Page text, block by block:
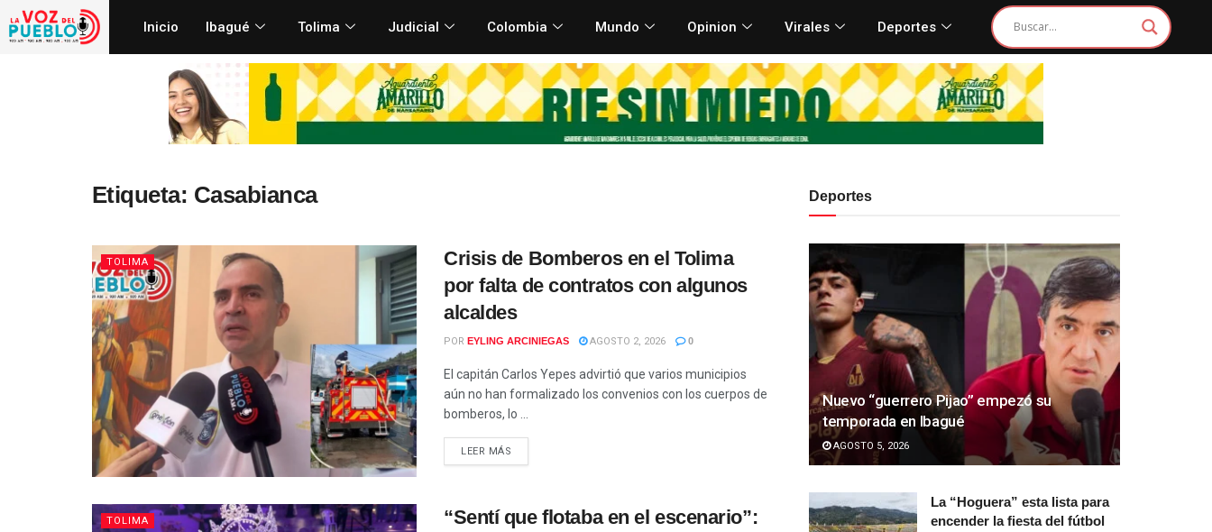
Inicio Ibagué Tolima Judicial Colombia Mundo Opinion Virales Deportes
Etiqueta: Casabianca
TOLIMA
Crisis de Bomberos en el Tolima
por falta de contratos con algunos
alcaldes
POR EYLING ARCINIEGAS AGOSTO 2, 2026 0
El capitán Carlos Yepes advirtió que varios municipios
aún no han formalizado los convenios con los cuerpos de
bomberos, lo ...
LEER MÁS
TOLIMA
“Sentí que flotaba en el escenario”:
Deportes
Nuevo “guerrero Pijao” empezó su
temporada en Ibagué
AGOSTO 5, 2026
La “Hoguera” esta lista para
encender la fiesta del fútbol